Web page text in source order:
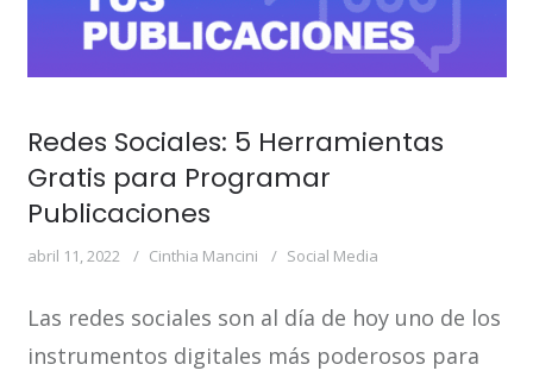
Redes Sociales: 5 Herramientas
Gratis para Programar
Publicaciones
abril 11, 2022 Cinthia Mancini Social Media
Las redes sociales son al día de hoy uno de los
instrumentos digitales más poderosos para